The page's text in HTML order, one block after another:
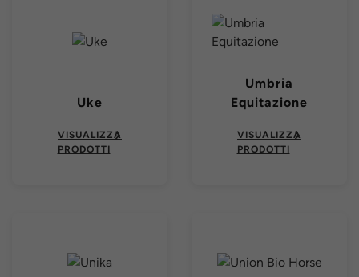
Uke
VISUALIZZA
PRODOTTI
Umbria
Equitazione
VISUALIZZA
PRODOTTI